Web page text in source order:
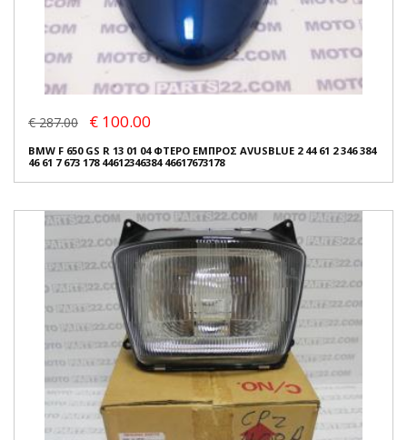
€ 287.00 € 100.00
BMW F 650 GS R 13 01 04 ΦΤΕΡΟ ΕΜΠΡΟΣ AVUSBLUE 2 44 61 2 346 384
46 61 7 673 178 44612346384 46617673178